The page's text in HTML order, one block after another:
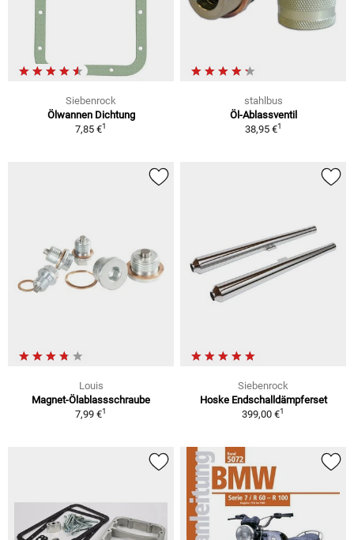
Siebenrock
Ölwannen Dichtung
7,85 €1
stahlbus
Öl-Ablassventil
38,95 €1
Louis
Magnet-Ölablassschraube
7,99 €1
Siebenrock
Hoske Endschalldämpferset
399,00 €1